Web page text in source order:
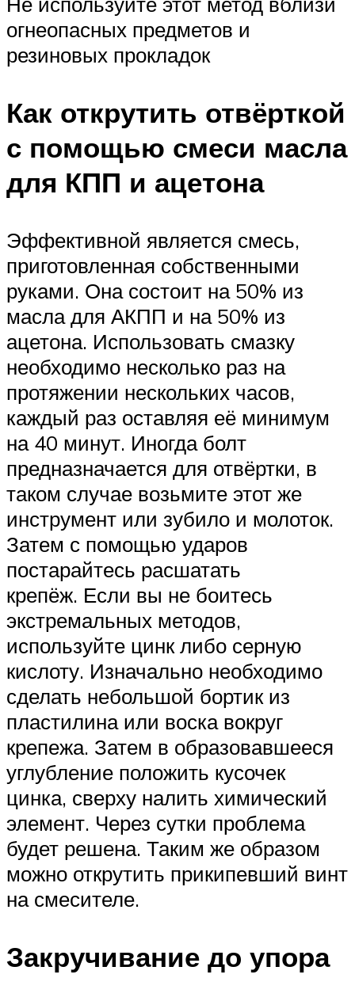
огнеопасных предметов и
резиновых прокладок
Как открутить отвёрткой
с помощью смеси масла
для КПП и ацетона
Эффективной является смесь,
приготовленная собственными
руками. Она состоит на 50% из
масла для АКПП и на 50% из
ацетона. Использовать смазку
необходимо несколько раз на
протяжении нескольких часов,
каждый раз оставляя её минимум
на 40 минут. Иногда болт
предназначается для отвёртки, в
таком случае возьмите этот же
инструмент или зубило и молоток.
Затем с помощью ударов
постарайтесь расшатать
крепёж. Если вы не боитесь
экстремальных методов,
используйте цинк либо серную
кислоту. Изначально необходимо
сделать небольшой бортик из
пластилина или воска вокруг
крепежа. Затем в образовавшееся
углубление положить кусочек
цинка, сверху налить химический
элемент. Через сутки проблема
будет решена. Таким же образом
можно открутить прикипевший винт
на смесителе.
Закручивание до упора